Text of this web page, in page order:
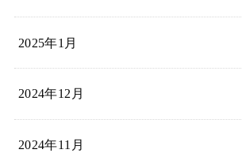
2025年1月
2024年12月
2024年11月